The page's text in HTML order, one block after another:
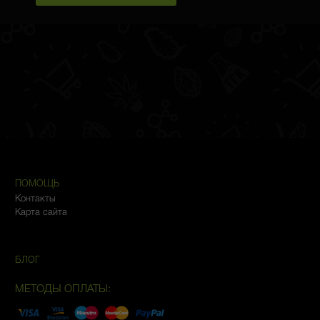
ПОМОЩЬ
Контакты
Карта сайта
БЛОГ
МЕТОДЫ ОПЛАТЫ: